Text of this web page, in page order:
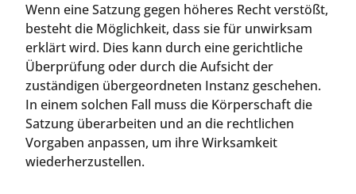
Wenn eine Satzung gegen höheres Recht verstößt,
besteht die Möglichkeit, dass sie für unwirksam
erklärt wird. Dies kann durch eine gerichtliche
Überprüfung oder durch die Aufsicht der
zuständigen übergeordneten Instanz geschehen.
In einem solchen Fall muss die Körperschaft die
Satzung überarbeiten und an die rechtlichen
Vorgaben anpassen, um ihre Wirksamkeit
wiederherzustellen.